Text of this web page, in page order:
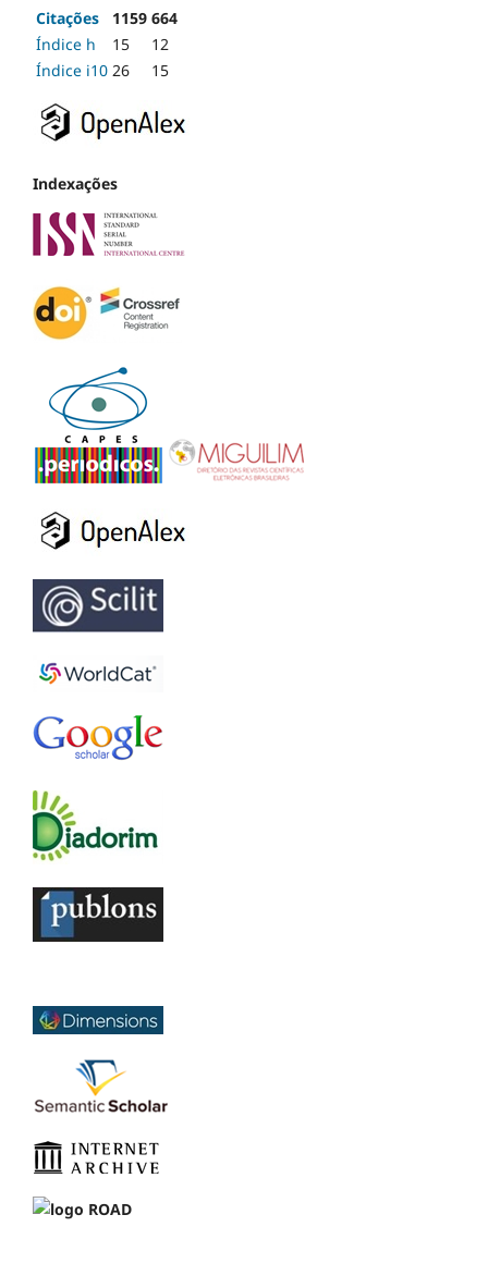
Citações 1159 664
Índice h
15
12
Índice i10 26 15
Indexações